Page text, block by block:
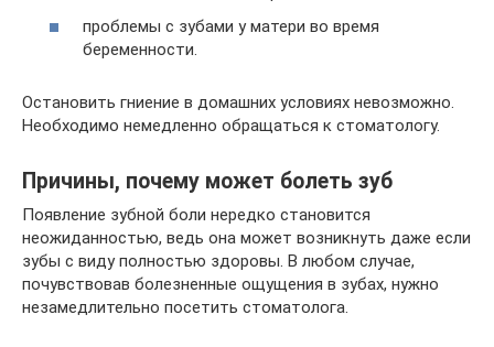
проблемы с зубами у матери во время
беременности.
Остановить гниение в домашних условиях невозможно.
Необходимо немедленно обращаться к стоматологу.
Причины, почему может болеть зуб
Появление зубной боли нередко становится
неожиданностью, ведь она может возникнуть даже если
зубы с виду полностью здоровы. В любом случае,
почувствовав болезненные ощущения в зубах, нужно
незамедлительно посетить стоматолога.